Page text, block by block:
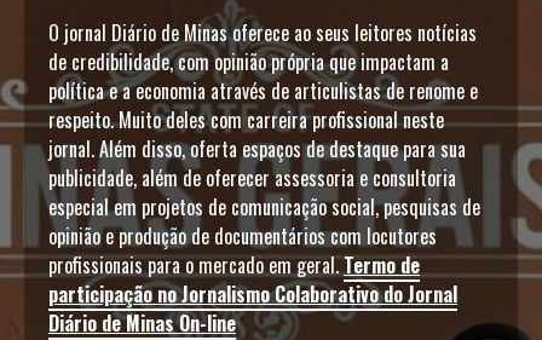
O jornal Diário de Minas oferece ao seus leitores notícias
de credibilidade, com opinião própria que impactam a
política e a economia através de articulistas de renome e
respeito. Muito deles com carreira profissional neste
jornal. Além disso, oferta espaços de destaque para sua
publicidade, além de oferecer assessoria e consultoria
especial em projetos de comunicação social, pesquisas de
opinião e produção de documentários com locutores
profissionais para o mercado em geral.Termo de
participação no Jornalismo Colaborativo do Jornal
Diário de Minas On-line